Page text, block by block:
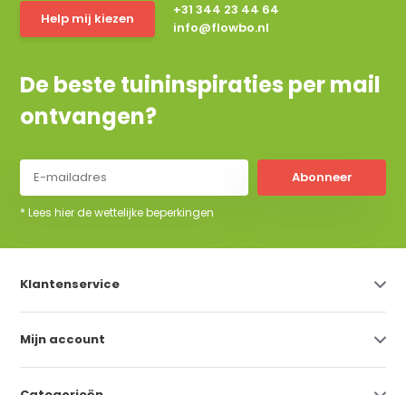
Help mij kiezen
+31 344 23 44 64
info@flowbo.nl
De beste tuininspiraties per mail
ontvangen?
Abonneer
* Lees hier de wettelijke beperkingen
Klantenservice
Mijn account